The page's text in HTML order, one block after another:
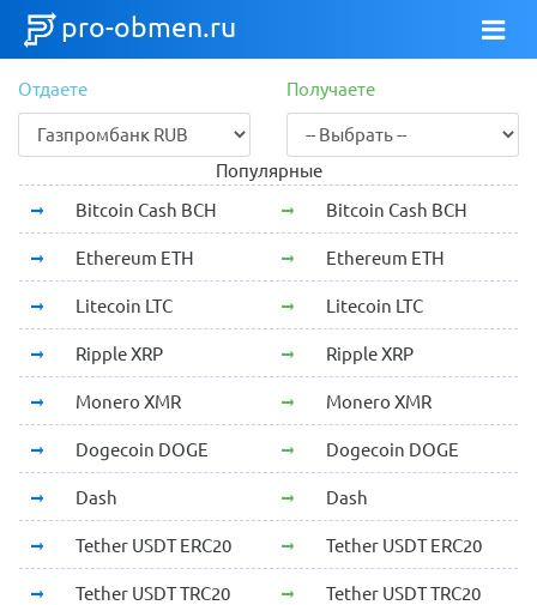
pro-obmen.ru
Отдаете Получаете
Популярные
Bitcoin Cash BCH
Bitcoin Cash BCH
Ethereum ETH Ethereum ETH
Litecoin LTC Litecoin LTC
Ripple XRP Ripple XRP
Monero XMR Monero XMR
Dogecoin DOGE Dogecoin DOGE
Dash Dash
Tether USDT ERC20 Tether USDT ERC20
Tether USDT TRC20 Tether USDT TRC20